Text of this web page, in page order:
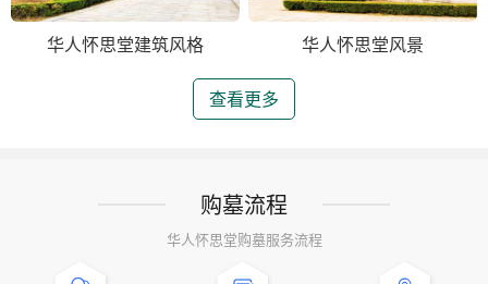
华人怀思堂建筑风格 华人怀思堂风景
查看更多
购墓流程
华人怀思堂购墓服务流程